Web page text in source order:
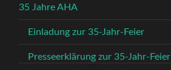
35 Jahre AHA
Einladung zur 35-Jahr-Feier
Presseerklärung zur 35-Jahr-Feier